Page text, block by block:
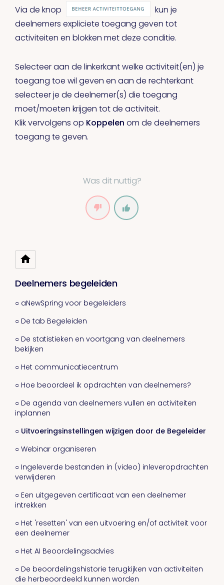
Via de knop
kun je
deelnemers expliciete toegang geven tot
activiteiten en blokken met deze conditie.
Selecteer aan de linkerkant welke activiteit(en) je
toegang toe wil geven en aan de rechterkant
selecteer je de deelnemer(s) die toegang
moet/moeten krijgen tot de activiteit.
Klik vervolgens op Koppelen om de deelnemers
toegang te geven.
Was dit nuttig?
Deelnemers begeleiden
○ aNewSpring voor begeleiders
○ De tab Begeleiden
○ De statistieken en voortgang van deelnemers
bekijken
○ Het communicatiecentrum
○ Hoe beoordeel ik opdrachten van deelnemers?
○ De agenda van deelnemers vullen en activiteiten
inplannen
○ Uitvoeringsinstellingen wijzigen door de Begeleider
○ Webinar organiseren
○ Ingeleverde bestanden in (video) inleveropdrachten
verwijderen
○ Een uitgegeven certificaat van een deelnemer
intrekken
○ Het 'resetten' van een uitvoering en/of activiteit voor
een deelnemer
○ Het AI Beoordelingsadvies
○ De beoordelingshistorie terugkijken van activiteiten
die herbeoordeeld kunnen worden